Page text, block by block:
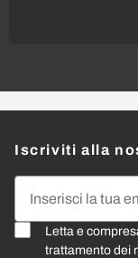
Iscriviti alla
Letta e
trattamento dei